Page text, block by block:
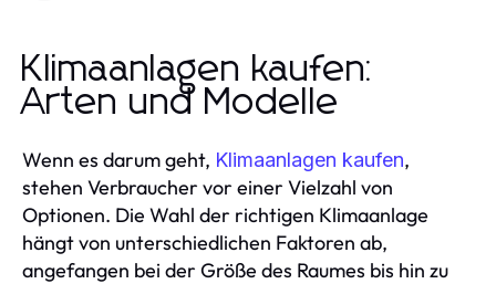
Klimaanlagen kaufen:
Arten und Modelle
Wenn es darum geht, Klimaanlagen kaufen,
stehen Verbraucher vor einer Vielzahl von
Optionen. Die Wahl der richtigen Klimaanlage
hängt von unterschiedlichen Faktoren ab,
angefangen bei der Größe des Raumes bis hin zu